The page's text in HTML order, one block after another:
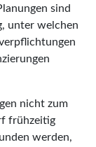
sind
unter welchen
nicht zum
frühzeitig
werden,